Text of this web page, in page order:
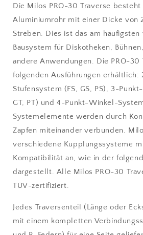
Die Milos PRO-30 Traverse besteht
Aluminiumrohr mit einer Dicke von
Streben. Dies ist das am
Bausystem für Diskotheken,
andere Anwendungen. Die PRO-30
folgenden Ausführungen erhältlich:
Stufensystem (FS, GS, PS), 3-
GT, PT) und 4-Punkt-Winkel-
Systemelemente werden durch
Zapfen miteinander verbunden.
verschiedene Kupplungssysteme
Kompatibilität an, wie in der
dargestellt. Alle Milos PRO-30
TÜV-zertifiziert.
Jedes Traversenteil (Länge oder
mit einem kompletten